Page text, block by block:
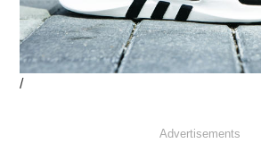
/
Advertisements